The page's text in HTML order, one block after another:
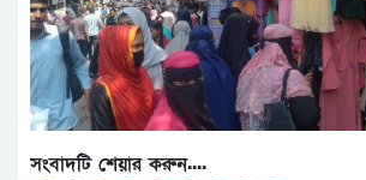
সংবাদটি শেয়ার করুন....